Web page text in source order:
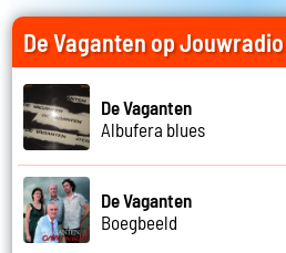
De Vaganten op Jouwradio
De Vaganten
Albufera blues
De Vaganten
Boegbeeld